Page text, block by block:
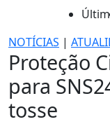
NOTÍCIAS |
Proteção
para
tosse